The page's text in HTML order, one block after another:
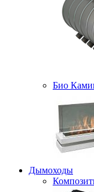
Био
Дымоходы